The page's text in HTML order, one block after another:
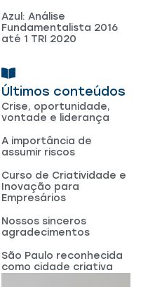
Últimos conteúdos
Crise, oportunidade,
vontade e liderança
A importância de
assumir riscos
Curso de Criatividade e
Inovação para
Empresários
Nossos sinceros
agradecimentos
São Paulo reconhecida
como cidade criativa
Azul: Análise
Fundamentalista 2016
até 1 TRI 2020